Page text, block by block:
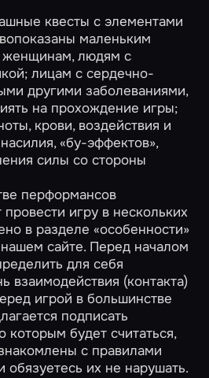
квесты с элементами
маленьким
людям с
лицам с сердечно-
другими заболеваниями,
на прохождение игры;
крови, воздействия и
«бу-эффектов»,
силы со стороны
перформансов
игру в нескольких
в разделе «особенности»
сайте. Перед началом
для себя
взаимодействия (контакта)
игрой в большинстве
подписать
которым будет считаться,
с правилами
обязуетесь их не нарушать.